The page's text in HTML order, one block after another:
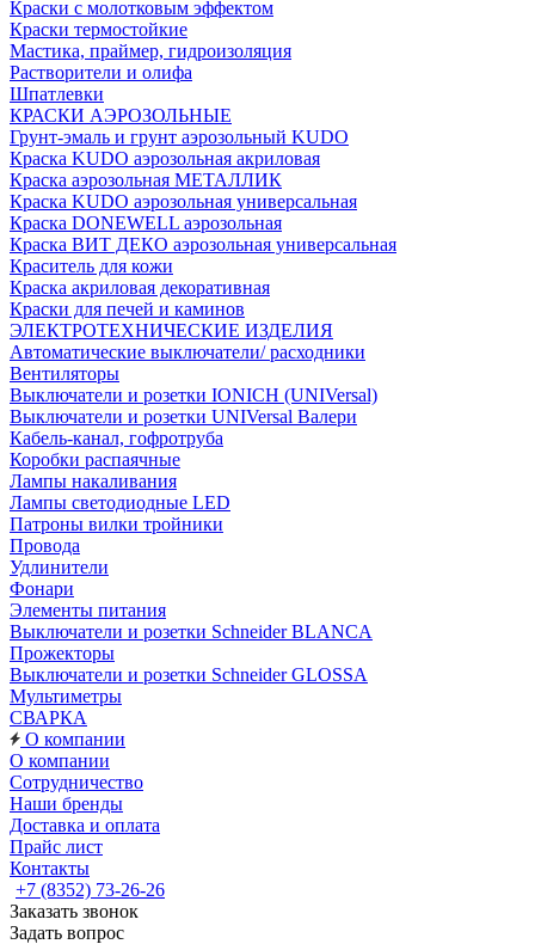
Краски с молотковым эффектом
Краски термостойкие
Мастика, праймер, гидроизоляция
Растворители и олифа
Шпатлевки
КРАСКИ АЭРОЗОЛЬНЫЕ
Грунт-эмаль и грунт аэрозольный KUDO
Краска KUDO аэрозольная акриловая
Краска аэрозольная МЕТАЛЛИК
Краска KUDO аэрозольная универсальная
Краска DONEWELL аэрозольная
Краска ВИТ ДЕКО аэрозольная универсальная
Краситель для кожи
Краска акриловая декоративная
Краски для печей и каминов
ЭЛЕКТРОТЕХНИЧЕСКИЕ ИЗДЕЛИЯ
Автоматические выключатели/ расходники
Вентиляторы
Выключатели и розетки IONICH (UNIVersal)
Выключатели и розетки UNIVersal Валери
Кабель-канал, гофротруба
Коробки распаячные
Лампы накаливания
Лампы светодиодные LED
Патроны вилки тройники
Провода
Удлинители
Фонари
Элементы питания
Выключатели и розетки Schneider BLANCA
Прожекторы
Выключатели и розетки Schneider GLOSSA
Мультиметры
СВАРКА
О компании
О компании
Сотрудничество
Наши бренды
Доставка и оплата
Прайс лист
Контакты
+7 (8352) 73-26-26
Заказать звонок
Задать вопрос